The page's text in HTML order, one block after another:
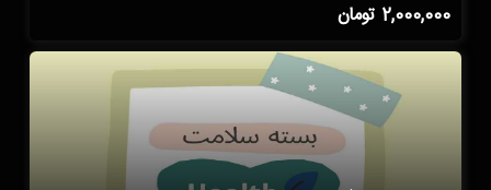
2,000,000 تومان